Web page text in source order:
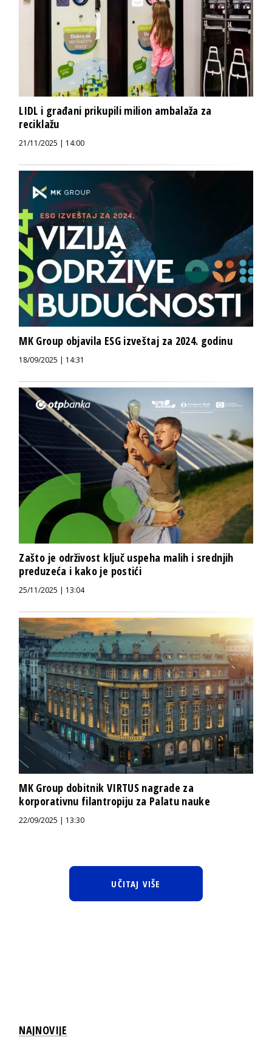
LIDL i građani prikupili milion ambalaža za
reciklažu
21/11/2025 | 14:00
MK Group objavila ESG izveštaj za 2024. godinu
18/09/2025 | 14:31
Zašto je održivost ključ uspeha malih i srednjih
preduzeća i kako je postići
25/11/2025 | 13:04
MK Group dobitnik VIRTUS nagrade za
korporativnu filantropiju za Palatu nauke
22/09/2025 | 13:30
UČITAJ VIŠE
NAJNOVIJE